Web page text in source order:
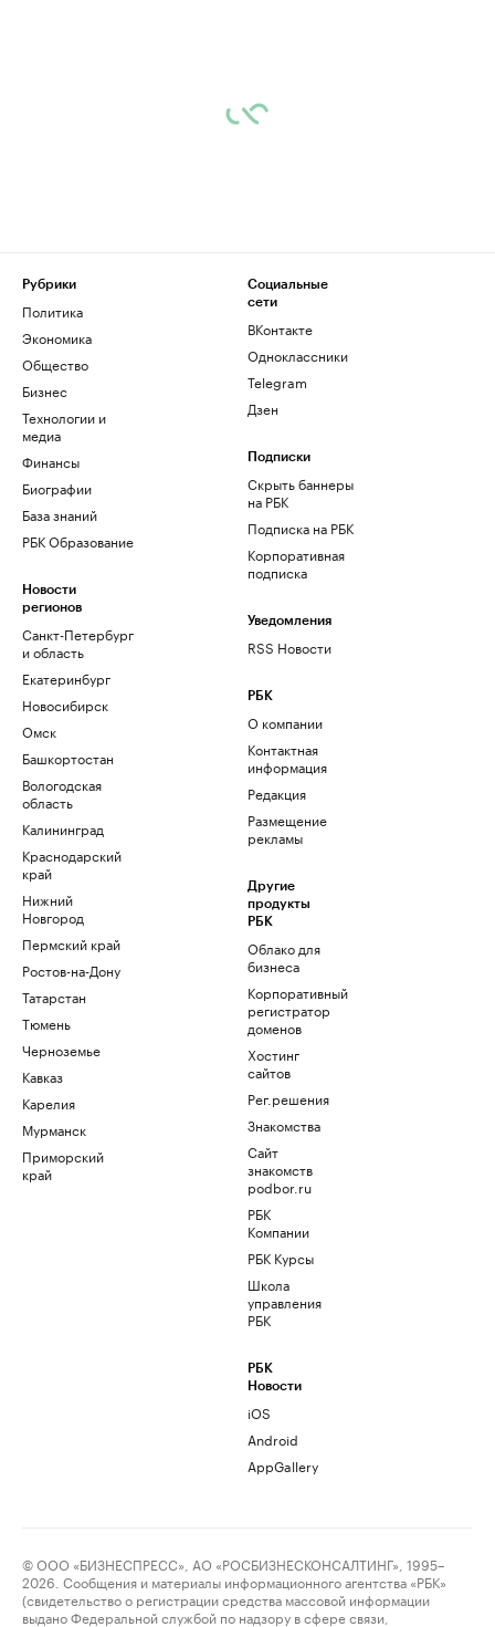
Рубрики
Политика
Экономика
Общество
Бизнес
Технологии и
медиа
Финансы
Биографии
База знаний
РБК Образование
Новости
регионов
Санкт-Петербург
и область
Екатеринбург
Новосибирск
Омск
Башкортостан
Вологодская
область
Калининград
Краснодарский
край
Нижний
Новгород
Пермский край
Ростов-на-Дону
Татарстан
Тюмень
Черноземье
Кавказ
Карелия
Мурманск
Приморский
край
Социальные
сети
ВКонтакте
Одноклассники
Telegram
Дзен
Подписки
Скрыть баннеры
на РБК
Подписка на РБК
Корпоративная
подписка
Уведомления
RSS Новости
РБК
О компании
Контактная
информация
Редакция
Размещение
рекламы
Другие
продукты
РБК
Облако для
бизнеса
Корпоративный
регистратор
доменов
Хостинг
сайтов
Рег.решения
Знакомства
Сайт
знакомств
podbor.ru
РБК
Компании
РБК Курсы
Школа
управления
РБК
РБК
Новости
iOS
Android
AppGallery
© ООО «БИЗНЕСПРЕСС», АО «РОСБИЗНЕСКОНСАЛТИНГ», 1995–
2026. Сообщения и материалы информационного агентства «РБК»
(свидетельство о регистрации средства массовой информации
выдано Федеральной службой по надзору в сфере связи,